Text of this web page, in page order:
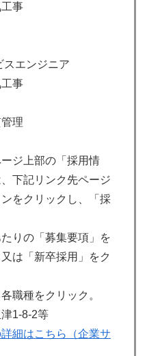
事
スエンジニア
事
理
ジ上部の「採用情
下記リンク先ページ
をクリックし、「採
りの「募集要項」を
は「新卒採用」をク
職種をクリック。
1-8-2等
細はこちら（企業サ